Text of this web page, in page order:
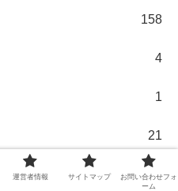
158
4
1
21
4
運営者情報 サイトマップ
お問い合わせフォ
ーム